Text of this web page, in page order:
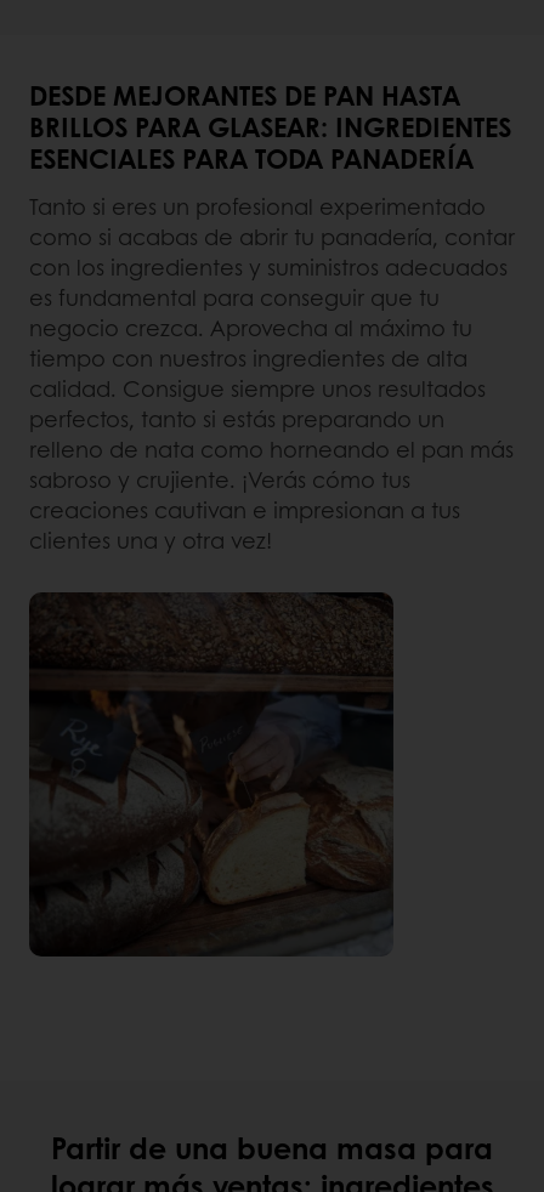
DESDE MEJORANTES DE PAN HASTA
BRILLOS PARA GLASEAR: INGREDIENTES
ESENCIALES PARA TODA PANADERÍA
Tanto si eres un profesional experimentado
como si acabas de abrir tu panadería, contar
con los ingredientes y suministros adecuados
es fundamental para conseguir que tu
negocio crezca. Aprovecha al máximo tu
tiempo con nuestros ingredientes de alta
calidad. Consigue siempre unos resultados
perfectos, tanto si estás preparando un
relleno de nata como horneando el pan más
sabroso y crujiente. ¡Verás cómo tus
creaciones cautivan e impresionan a tus
clientes una y otra vez!
Partir de una buena masa para